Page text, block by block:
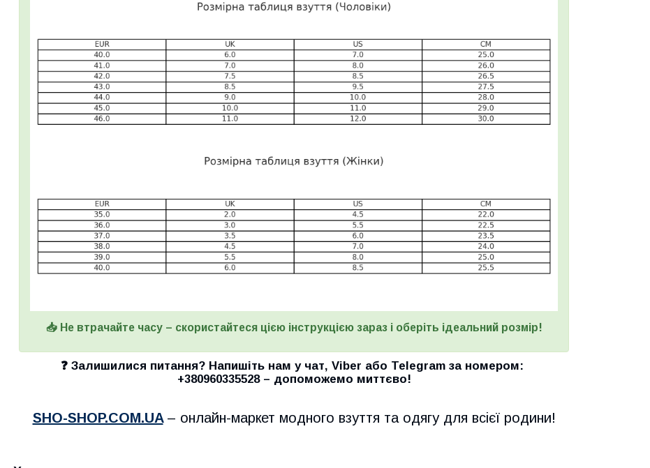
📥 Не втрачайте часу – скористайтеся цією інструкцією зараз і оберіть ідеальний розмір!
❓ Залишилися питання? Напишіть нам у чат, Viber або Telegram за номером:
+380960335528– допоможемо миттєво!
SHO-SHOP.COM.UA – онлайн-маркет модного взуття та одягу для всієї родини!